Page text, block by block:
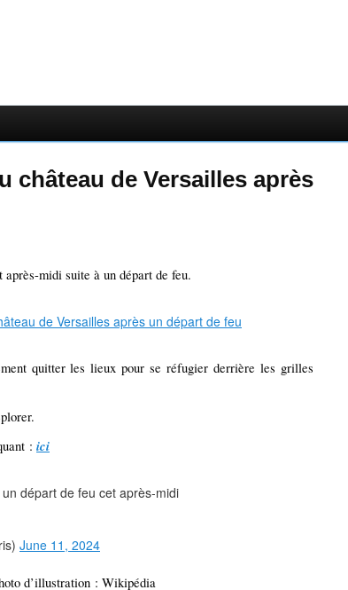
château de Versailles après
midi suite à un départ de feu.
quitter les lieux pour se réfugier derrière les grilles
: ici
départ de feu cet après-midi
June 11, 2024
d’illustration : Wikipédia